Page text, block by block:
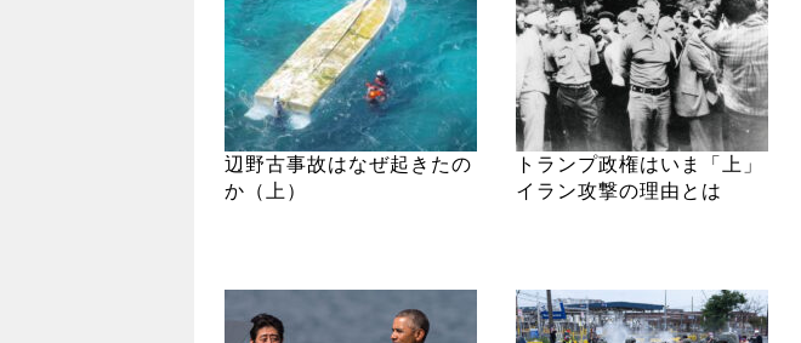
辺野古事故はなぜ起きたの
か（上）
トランプ政権はいま「上」
イラン攻撃の理由とは